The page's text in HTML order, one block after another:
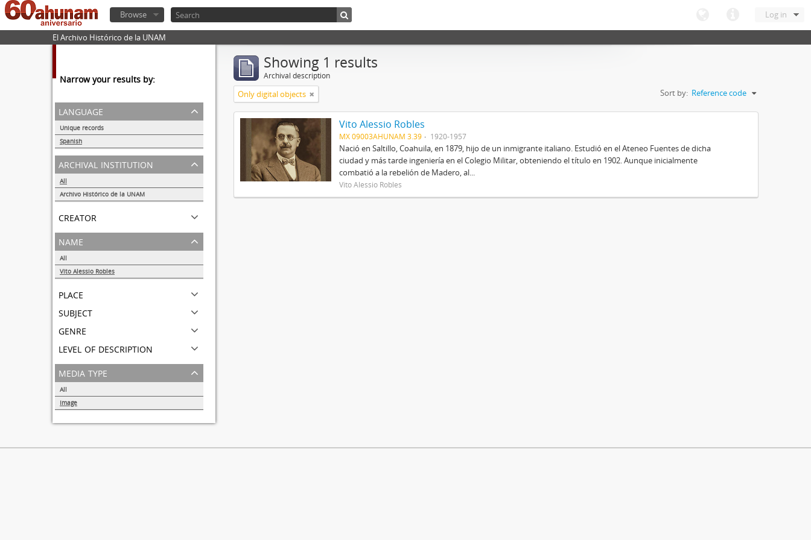
Log in
Browse
El Archivo Histórico de la UNAM
Narrow your results by:
language
Unique records
Spanish
1
archival institution
All
Archivo Histórico de la UNAM
creator
name
All
Vito Alessio Robles
place
subject
genre
level of description
media type
All
Image
Showing 1 results
Archival description
Only digital objects Sort by: Reference code
Vito Alessio Robles
MX 09003AHUNAM 3.39 1920-1957
Nació en Saltillo, Coahuila, en 1879, hijo de un inmigrante italiano. Estudió en el Ateneo Fuentes de dicha
ciudad y más tarde ingeniería en el Colegio Militar, obteniendo el título en 1902. Aunque inicialmente
combatió a la rebelión de Madero, al...
Vito Alessio Robles